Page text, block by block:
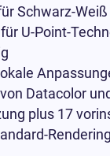
Schwarz-
U-Point-
Datacolor
plus 17